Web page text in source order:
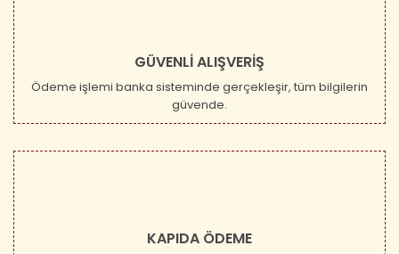
GÜVENLİ ALIŞVERİŞ
Ödeme işlemi banka sisteminde gerçekleşir, tüm bilgilerin
güvende.
KAPIDA ÖDEME